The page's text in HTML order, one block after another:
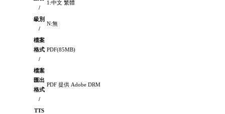
/
1:中文 繁體
級別
/
N:無
檔案
格式
/
PDF(85MB)
檔案
匯出
格式
/
PDF 提供 Adobe DRM
TTS